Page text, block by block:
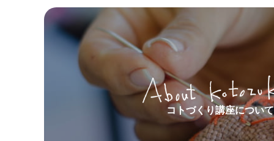
コトづくり講座について